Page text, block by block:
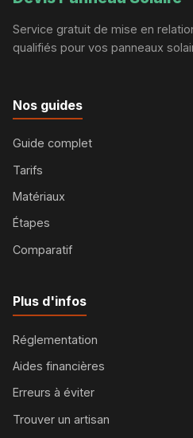
Service gratuit de mise en
qualifiés pour vos panneaux
Nos guides
Guide complet
Tarifs
Matériaux
Étapes
Comparatif
Plus d'infos
Réglementation
Aides financières
Erreurs à éviter
Trouver un artisan